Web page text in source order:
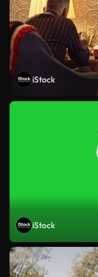
iStock
iStock